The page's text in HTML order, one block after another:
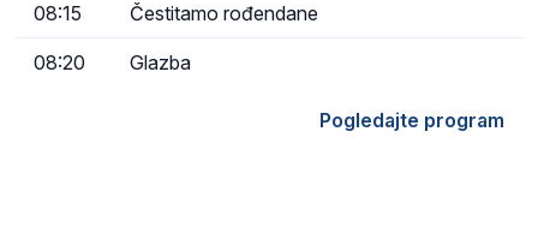
08:15 Čestitamo rođendane
08:20 Glazba
Pogledajte program